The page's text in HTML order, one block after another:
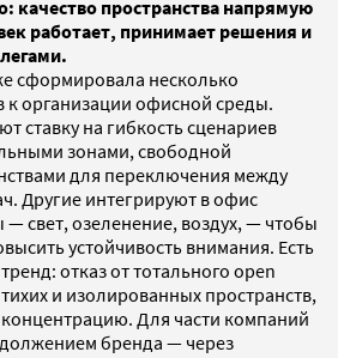
качество пространства напрямую
работает, принимает решения и
сформировала несколько
к организации офисной среды.
ставку на гибкость сценариев
зонами, свободной
для переключения между
Другие интегрируют в офис
свет, озеленение, воздух, — чтобы
устойчивость внимания. Есть
отказ от тотального open
и изолированных пространств,
Для части компаний
бренда — через